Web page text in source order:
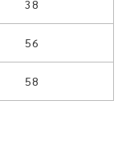
38
56
58